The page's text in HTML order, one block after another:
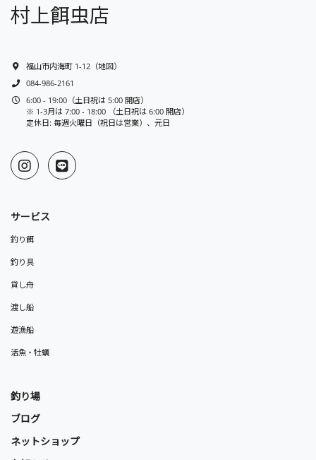
村上餌虫店
福山市内海町 1-12 （地図）
084-986-2161
6:00 - 19:00（土日祝は 5:00 開店）
※ 1-3月は 7:00 - 18:00 （土日祝は 6:00 開店）
定休日: 毎週火曜日（祝日は営業）、元日
サービス
釣り餌
釣り具
貸し舟
渡し船
遊漁船
活魚・牡蠣
釣り場
ブログ
ネットショップ